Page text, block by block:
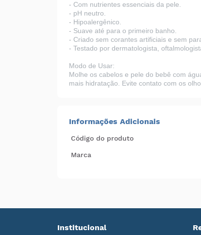
- Com nutrientes essenciais da pele.
- pH neutro.
- Hipoalergênico.
- Suave até para o primeiro banho.
- Criado sem corantes artificiais e sem
- Testado por dermatologista,
Modo de Usar:
Molhe os cabelos e pele do bebê com
mais hidratação. Evite contato com os
Informações Adicionais
Código do produto
Marca
Institucional